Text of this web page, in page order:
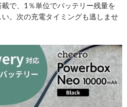
で、1％単位でバッテリー残量を
。次の充電タイミングも逃しませ